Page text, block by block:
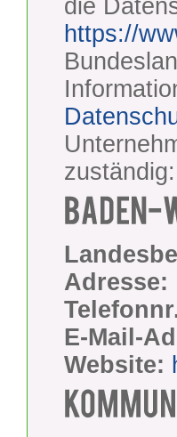
die
https://
zuständig:
Adresse:
E-Mail-
Website: